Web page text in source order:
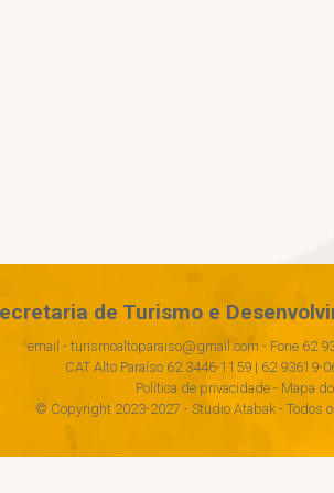
de Turismo e
email - turismoaltoparaiso@gmail.com - Fone 62
CAT Alto Paraíso 62 3446-1159 | 62 93619-
Política de privacidade- Mapa
© Copyright 2023-2027 - Studio Atabak - Todos